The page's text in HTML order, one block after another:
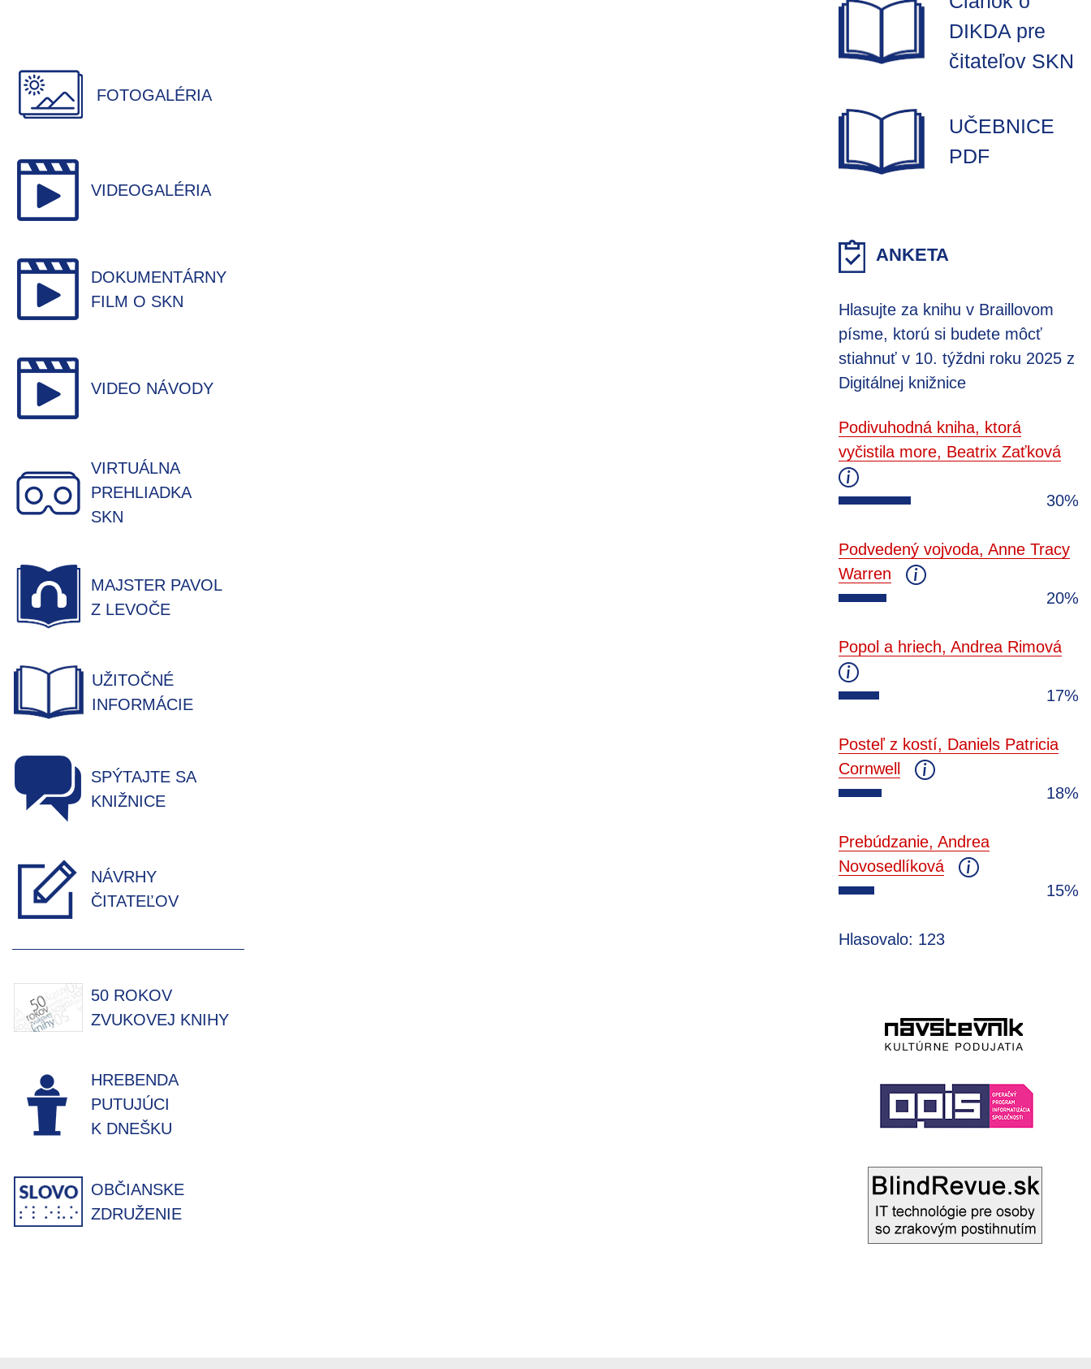
FOTOGALÉRIA
VIDEOGALÉRIA
DOKUMENTÁRNY
FILM O SKN
VIDEO NÁVODY
VIRTUÁLNA
PREHLIADKA
SKN
MAJSTER PAVOL
Z LEVOČE
UŽITOČNÉ
INFORMÁCIE
SPÝTAJTE SA
KNIŽNICE
NÁVRHY
ČITATEĽOV
50 ROKOV
ZVUKOVEJ KNIHY
HREBENDA
PUTUJÚCI
K DNEŠKU
OBČIANSKE
ZDRUŽENIE
DIKDA pre
čitateľov SKN
UČEBNICE
PDF
ANKETA
Hlasujte za knihu v Braillovom
písme, ktorú si budete môcť
stiahnuť v 10. týždni roku 2025 z
Digitálnej knižnice
Podivuhodná kniha, ktorá
vyčistila more, Beatrix Zaťková
30%
Podvedený vojvoda, Anne Tracy
Warren
20%
Popol a hriech, Andrea Rimová
17%
Posteľ z kostí, Daniels Patricia
Cornwell
18%
Prebúdzanie, Andrea
Novosedlíková
15%
Hlasovalo: 123